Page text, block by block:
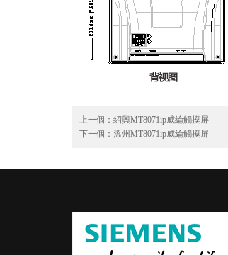
上一個： 紹興MT8071ip威綸觸摸屏
下一個： 溫州MT8071ip威綸觸摸屏